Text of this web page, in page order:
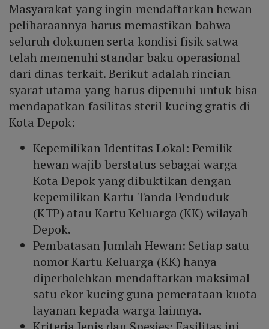
Masyarakat yang ingin mendaftarkan hewan
peliharaannya harus memastikan bahwa
seluruh dokumen serta kondisi fisik satwa
telah memenuhi standar baku operasional
dari dinas terkait. Berikut adalah rincian
syarat utama yang harus dipenuhi untuk bisa
mendapatkan fasilitas steril kucing gratis di
Kota Depok:
Kepemilikan Identitas Lokal: Pemilik
hewan wajib berstatus sebagai warga
Kota Depok yang dibuktikan dengan
kepemilikan Kartu Tanda Penduduk
(KTP) atau Kartu Keluarga (KK) wilayah
Depok.
Pembatasan Jumlah Hewan: Setiap satu
nomor Kartu Keluarga (KK) hanya
diperbolehkan mendaftarkan maksimal
satu ekor kucing guna pemerataan kuota
layanan kepada warga lainnya.